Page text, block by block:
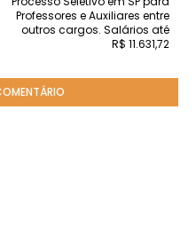
Professores e Auxiliares entre
outros cargos. Salários até
R$ 11.631,72